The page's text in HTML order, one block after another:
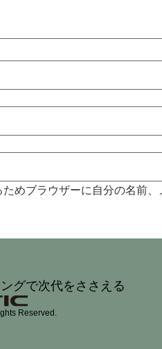
めブラウザーに自分の名前
グで次代をささえる
Reserved.